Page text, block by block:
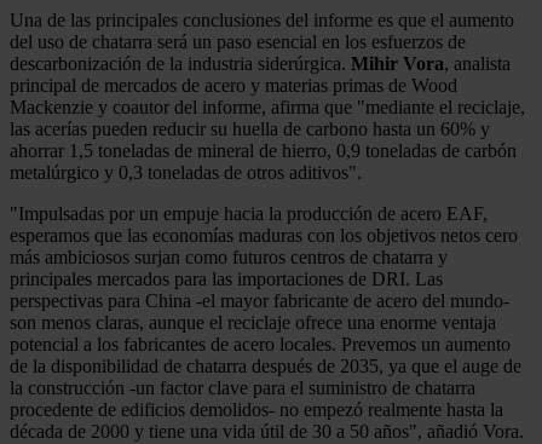
Una de las principales conclusiones del informe es que el aumento
del uso de chatarra será un paso esencial en los esfuerzos de
descarbonización de la industria siderúrgica. Mihir Vora, analista
principal de mercados de acero y materias primas de Wood
Mackenzie y coautor del informe, afirma que "mediante el reciclaje,
las acerías pueden reducir su huella de carbono hasta un 60% y
ahorrar 1,5 toneladas de mineral de hierro, 0,9 toneladas de carbón
metalúrgico y 0,3 toneladas de otros aditivos".
"Impulsadas por un empuje hacia la producción de acero EAF,
esperamos que las economías maduras con los objetivos netos cero
más ambiciosos surjan como futuros centros de chatarra y
principales mercados para las importaciones de DRI. Las
perspectivas para China -el mayor fabricante de acero del mundo-
son menos claras, aunque el reciclaje ofrece una enorme ventaja
potencial a los fabricantes de acero locales. Prevemos un aumento
de la disponibilidad de chatarra después de 2035, ya que el auge de
la construcción -un factor clave para el suministro de chatarra
procedente de edificios demolidos- no empezó realmente hasta la
década de 2000 y tiene una vida útil de 30 a 50 años", añadió Vora.